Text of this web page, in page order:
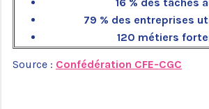
16 % des tâches
79 % des entreprises
120 métiers
Source : Confédération CFE-CGC